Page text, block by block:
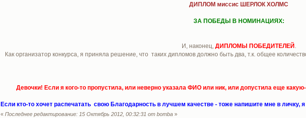
ДИПЛОМ миссис ШЕРЛОК ХОЛМС
ЗА ПОБЕДЫ В НОМИНАЦИЯХ:
И, наконец, ДИПЛОМЫ ПОБЕДИТЕЛЕЙ
Как организатор конкурса, я приняла решение, что таких дипломов должно быть два, т.к. общее
Девочки! Если я кого-то пропустила, или неверно указала ФИО или ник, или допустила еще
Если кто-то хочет распечатать свою Благодарность в лучшем качестве - тоже напишите мне в
« Последнее редактирование: 15 Октябрь 2012, 00:32:31 от bomba»